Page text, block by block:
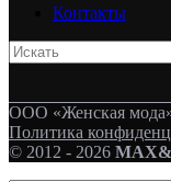
Контакты
ООО «Женская
Политика
© 2012 - 2026 MAX&